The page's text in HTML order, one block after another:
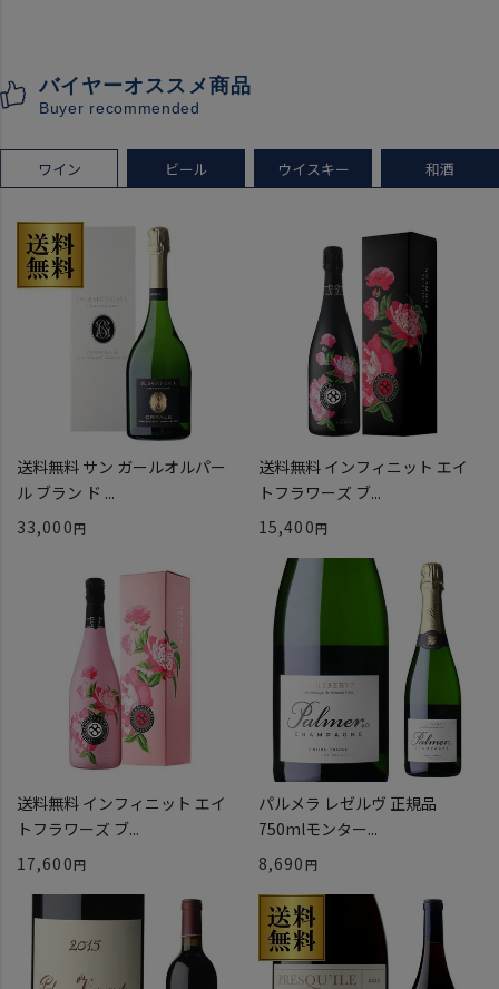
バイヤーオススメ商品
Buyer recommended
ワイン ビール ウイスキー 和酒
送料無料 サン ガールオルパー
ル ブラン ド ...
33,000
送料無料 インフィニット エイ
トフラワーズ ブ...
15,400
送料無料 インフィニット エイ
トフラワーズ ブ...
17,600
パルメラ レゼルヴ 正規品
750mlモンター...
8,690